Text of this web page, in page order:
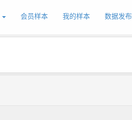
会员样本 我的样本 数据发布